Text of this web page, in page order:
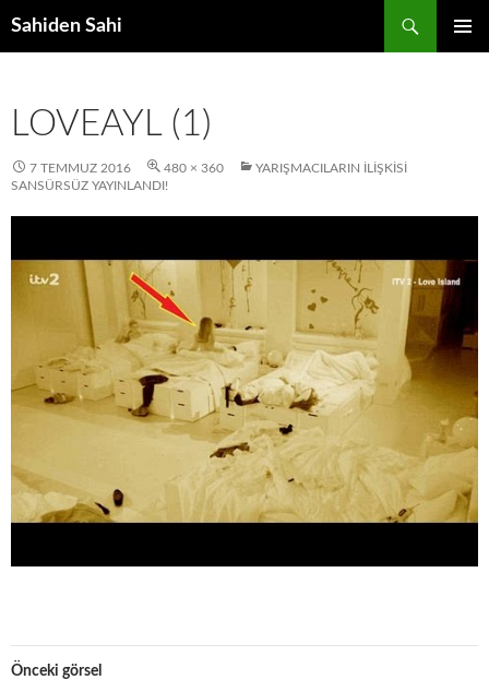
Sahiden Sahi
LOVEAYL (1)
7 TEMMUZ 2016 480 × 360
YARIŞMACILARIN İLIŞKISI
SANSÜRSÜZ YAYINLANDI!
Önceki görsel